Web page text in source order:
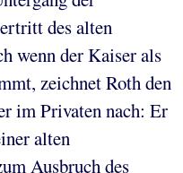
des alten
wenn der Kaiser als
zeichnet Roth den
im Privaten nach: Er
alten
Ausbruch des